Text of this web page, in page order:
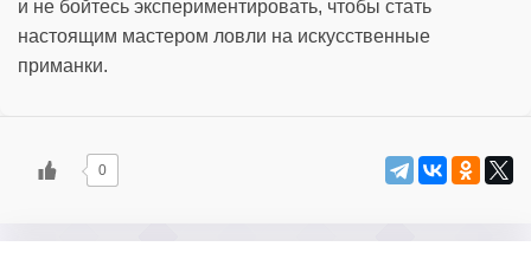
и не бойтесь экспериментировать, чтобы стать
настоящим мастером ловли на искусственные
приманки.
0